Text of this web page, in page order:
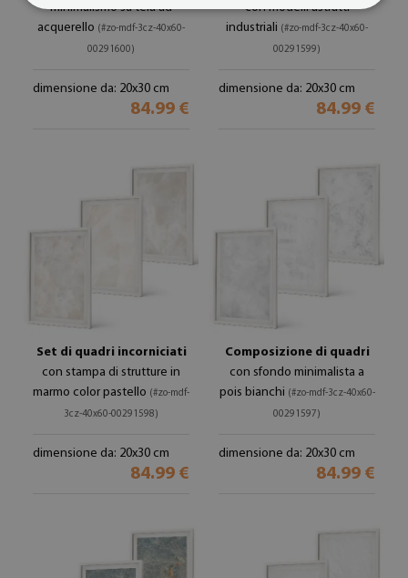
minimalismo su tela ad
acquerello (#zo-mdf-3cz-40x60-
00291600)
dimensione da: 20x30 cm
84.99 €
con modelli astratti
industriali (#zo-mdf-3cz-40x60-
00291599)
dimensione da: 20x30 cm
84.99 €
Set di quadri incorniciati
con stampa di strutture in
marmo color pastello (#zo-mdf-
3cz-40x60-00291598)
dimensione da: 20x30 cm
84.99 €
Composizione di quadri
con sfondo minimalista a
pois bianchi (#zo-mdf-3cz-40x60-
00291597)
dimensione da: 20x30 cm
84.99 €